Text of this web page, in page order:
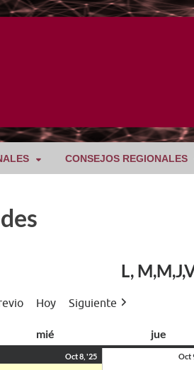
CONSEJOS REGIONALES
L,
Hoy Siguiente
mié jue
Oct 8, '25 Oct